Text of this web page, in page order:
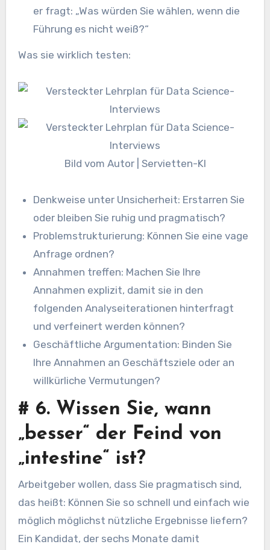
er fragt: „Was würden Sie wählen, wenn die
Führung es nicht weiß?“
Was sie wirklich testen:
Bild vom Autor | Servietten-KI
Denkweise unter Unsicherheit: Erstarren Sie
oder bleiben Sie ruhig und pragmatisch?
Problemstrukturierung: Können Sie eine vage
Anfrage ordnen?
Annahmen treffen: Machen Sie Ihre
Annahmen explizit, damit sie in den
folgenden Analyseiterationen hinterfragt
und verfeinert werden können?
Geschäftliche Argumentation: Binden Sie
Ihre Annahmen an Geschäftsziele oder an
willkürliche Vermutungen?
# 6. Wissen Sie, wann
„besser“ der Feind von
„intestine“ ist?
Arbeitgeber wollen, dass Sie pragmatisch sind,
das heißt: Können Sie so schnell und einfach wie
möglich möglichst nützliche Ergebnisse liefern?
Ein Kandidat, der sechs Monate damit